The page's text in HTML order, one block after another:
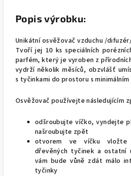
Popis výrobku:
Unikátní osvěžovač vzduchu /
Tvoří jej 10 ks speciálních
parfém, který je vyroben z
vydrží několik měsíců, obzvlášť
s tyčinkami do prostoru s
Osvěžovač používejte následujícím
odšroubujte víčko, vyndejte
našroubujte zpět
otvorem ve víčku
dřevěných tyčinek a ostatní
vám bude vůně zdát málo
tyčinky